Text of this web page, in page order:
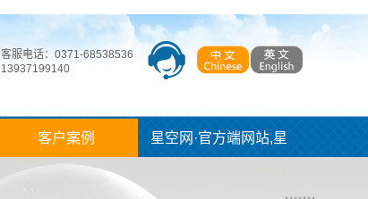
客服电话：0371-68538536
13937199140
客户案例 星空网·官方端网站,星